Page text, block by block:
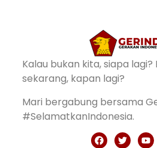
Kalau bukan kita, siapa lagi?
sekarang, kapan lagi?
Mari bergabung bersama
#SelamatkanIndonesia.